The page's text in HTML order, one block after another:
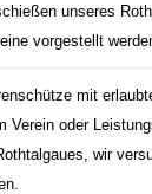
unseres
vorgestellt
mit
Verein oder
wir